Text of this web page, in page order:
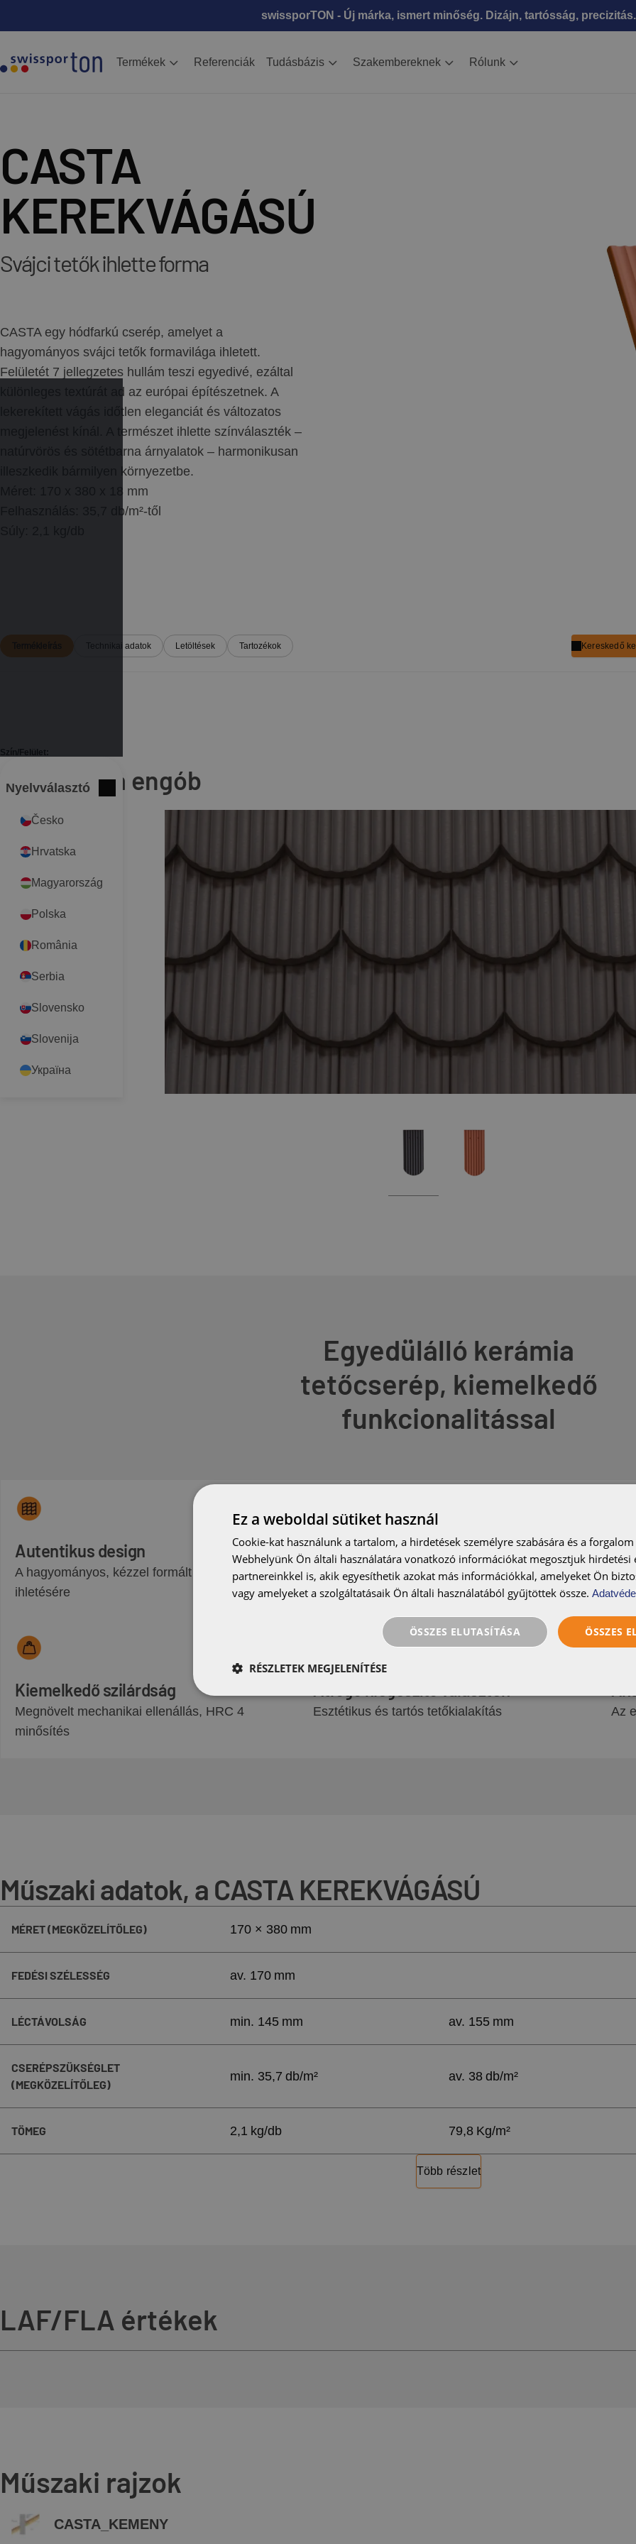
swissporTON - Új márka, ismert minőség. Dizájn, tartósság, precizitás.
Termékek Referenciák Tudásbázis Szakembereknek Rólunk
CASTA
KEREKVÁGÁSÚ
Svájci tetők ihlette forma
CASTA egy hódfarkú cserép, amelyet a
hagyományos svájci tetők formavilága ihletett.
Felületét 7 jellegzetes hullám teszi egyedivé, ezáltal
különleges textúrát ad az európai építészetnek. A
lekerekített vágás időtlen eleganciát és változatos
megjelenést kínál. A természet ihlette színválaszték –
natúrvörös és sötétbarna árnyalatok – harmonikusan
illeszkedik bármilyen környezetbe.
Méret: 170 x 380 x 18 mm
Felhasználás: 35,7 db/m²-től
Kereskedő
Termékleírás Technikai adatok Letöltések Tartozékok
Szín/Felület:
Sötétbarna engób
Egyedülálló kerámia
tetőcserép, kiemelkedő
funkcionalitással
Autentikus design
A hagyományos, kézzel formált tetőcserepek
ihletésére
Dinamikus felület
Hullámos tetőstruktúra karakteres
megjelenéssel
Kiemelkedő szilárdság
Megnövelt mechanikai ellenállás, HRC 4
minősítés
Esztétikus és tartós tetőkialakítás Az
Műszaki adatok, a CASTA KEREKVÁGÁSÚ
MÉRET (MEGKÖZELÍTŐLEG) 170 × 380 mm
FEDÉSI SZÉLESSÉG av. 170 mm
LÉCTÁVOLSÁG min. 145 mm av. 155 mm
CSERÉPSZÜKSÉGLET
(MEGKÖZELÍTŐLEG)
min. 35,7 db/m² av. 38 db/m²
TÖMEG 2,1 kg/db 79,8 Kg/m²
Több részlet
LAF/FLA értékek
Műszaki rajzok
CASTA_KEMENY
Nyelvválasztó Bezár
International
Česko
Hrvatska
Magyarország
Polska
România
Serbia
Slovensko
Slovenija
Україна
Ez a weboldal sütiket használ
Cookie-kat használunk a tartalom, a hirdetések személyre szabására és a forgalom
Webhelyünk Ön általi használatára vonatkozó információkat megosztjuk hirdetési
partnereinkkel is, akik egyesíthetik azokat más információkkal, amelyeket Ön
vagy amelyeket a szolgáltatásaik Ön általi használatából gyűjtöttek össze.
ÖSSZES
ÖSSZES ELUTASÍTÁSA
RÉSZLETEK MEGJELENÍTÉSE